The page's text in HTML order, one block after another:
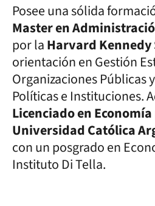
Posee una sólida
Master en
por laHarvard Kennedy
orientación en Gestión
Organizaciones Públicas
Políticas e Instituciones.
Licenciado en
Universidad Católica
con un posgrado en
Instituto Di Tella.